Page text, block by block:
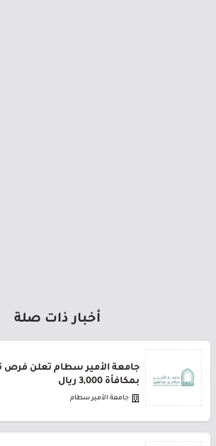
أخبار ذات صلة
جامعة الأمير سطام تعلن فرص
بمكافأة 3,000 ريال
جامعة الأمير سطام